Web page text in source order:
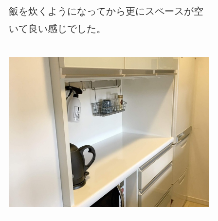
飯を炊くようになってから更にスペースが空
いて良い感じでした。